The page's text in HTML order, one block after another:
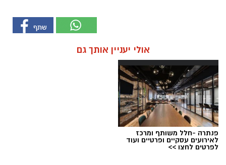
אולי יעניין אותך גם
פנתרה -חלל משותף ומרכז
לאירועים עסקיים ופרטיים ועוד
לפרטים לחצו >>